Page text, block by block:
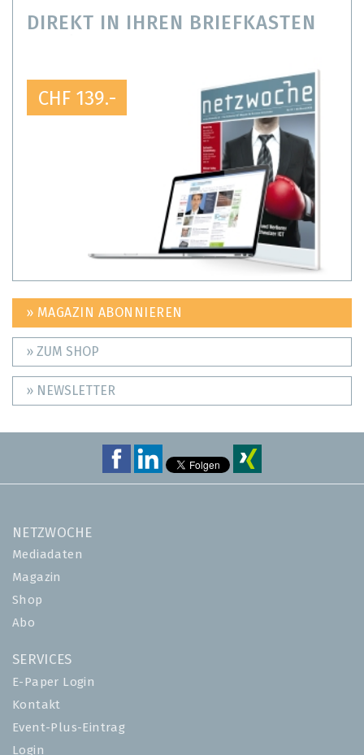
DIREKT IN IHREN BRIEFKASTEN
CHF 139.-
» MAGAZIN ABONNIEREN
» ZUM SHOP
» NEWSLETTER
NETZWOCHE
Mediadaten
Magazin
Shop
Abo
SERVICES
E-Paper Login
Kontakt
Event-Plus-Eintrag
Login